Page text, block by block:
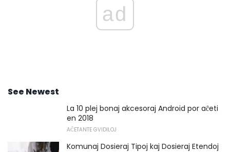
ad
See Newest
La 10 plej bonaj akcesoraj Android por aĉeti
en 2018
AĈETANTE GVIDILOJ
Komunaj Dosieraj Tipoj kaj Dosieraj Etendoj